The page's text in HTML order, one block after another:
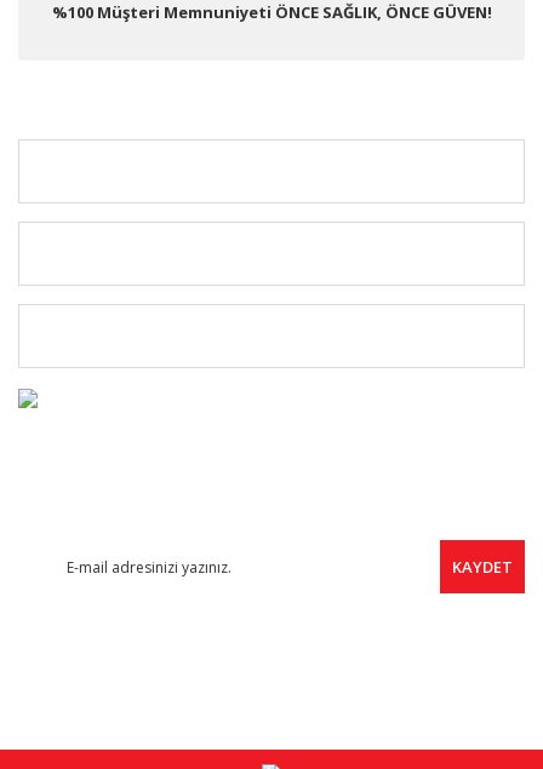
%100 Müşteri Memnuniyeti ÖNCE SAĞLIK, ÖNCE GÜVEN!
KAYDET